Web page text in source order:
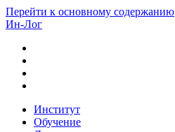
Перейти к основному содержанию
Ин-Лог
Институт
Обучение